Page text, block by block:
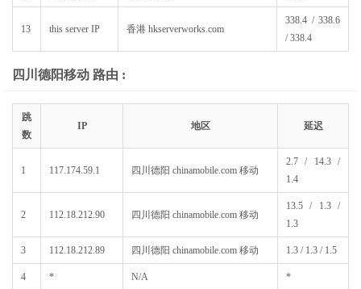
13 this server IP 香港 hkserverworks.com
338.4 / 338.6
/ 338.4
四川德阳移动 路由 :
跳
数
IP 地区 延迟
1 117.174.59.1 四川德阳 chinamobile.com 移动
2.7 / 14.3 /
1.4
2 112.18.212.90 四川德阳 chinamobile.com 移动
13.5 / 1.3 /
1.3
3 112.18.212.89 四川德阳 chinamobile.com 移动 1.3 / 1.3 / 1.5
4 * N/A *